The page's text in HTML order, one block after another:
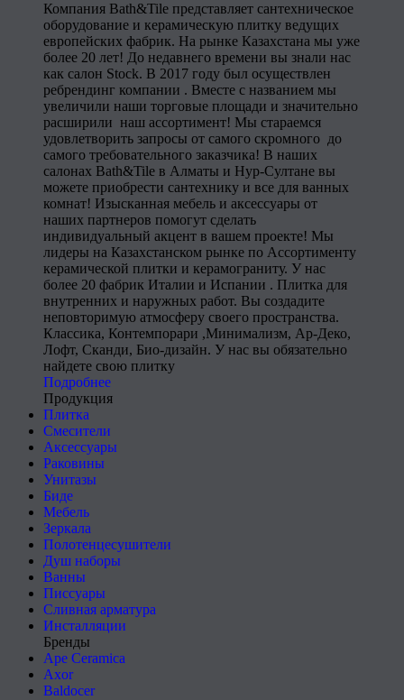
Компания Bath&Tile представляет сантехническое
оборудование и керамическую плитку ведущих
европейских фабрик. На рынке Казахстана мы уже
более 20 лет! До недавнего времени вы знали нас
как салон Stock. В 2017 году был осуществлен
ребрендинг компании . Вместе с названием мы
увеличили наши торговые площади и значительно
расширили наш ассортимент! Мы стараемся
удовлетворить запросы от самого скромного до
самого требовательного заказчика! В наших
салонах Bath&Tile в Алматы и Нур-Султане вы
можете приобрести сантехнику и все для ванных
комнат! Изысканная мебель и аксессуары от
наших партнеров помогут сделать
индивидуальный акцент в вашем проекте! Мы
лидеры на Казахстанском рынке по Ассортименту
керамической плитки и керамограниту. У нас
более 20 фабрик Италии и Испании . Плитка для
внутренних и наружных работ. Вы создадите
неповторимую атмосферу своего пространства.
Классика, Контемпорари ,Минимализм, Ар-Деко,
Лофт, Сканди, Био-дизайн. У нас вы обязательно
найдете свою плитку
Подробнее
Продукция
Плитка
Смесители
Аксессуары
Раковины
Унитазы
Биде
Мебель
Зеркала
Полотенцесушители
Душ наборы
Ванны
Писсуары
Сливная арматура
Инсталляции
Бренды
Ape Ceramica
Axor
Baldocer